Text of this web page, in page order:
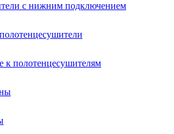
с нижним подключением
полотенцесушителям